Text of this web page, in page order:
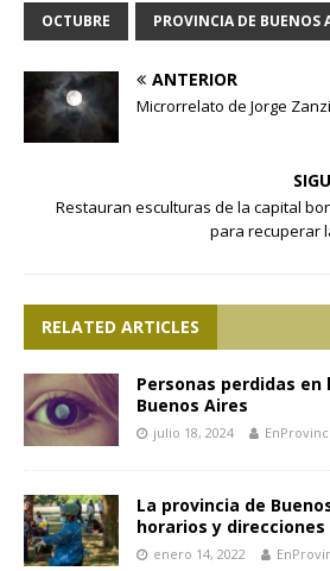
OCTUBRE PROVINCIA DE BUENOS
ANTERIOR
Microrrelato de Jorge
Restauran esculturas de la capital
para recuperar
RELATED ARTICLES
Personas perdidas en
Buenos Aires
julio 18, 2024
La provincia de
horarios y
enero 14, 2022